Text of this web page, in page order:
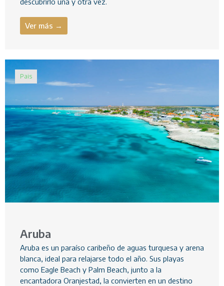
Ver más →
Pais
Aruba
Aruba es un paraíso caribeño de aguas turquesa y arena
blanca, ideal para relajarse todo el año. Sus playas
como Eagle Beach y Palm Beach, junto a la
encantadora Oranjestad, la convierten en un destino